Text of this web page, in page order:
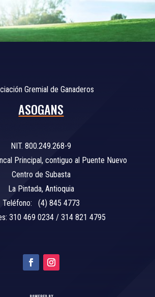
Gremial de Ganaderos
ASOGANS
NIT. 800.249.268-9
Principal, contiguo al Puente Nuevo
Centro de Subasta
La Pintada, Antioquia
Teléfono: (4) 845 4773
310 469 0234 / 314 821 4795